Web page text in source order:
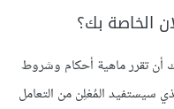
الخاصة بك؟
أن تقرر ماهية أحكام وشروط
سيستفيد المُعْلِن من التعامل